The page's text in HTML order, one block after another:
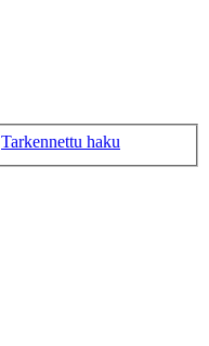
Tarkennettu haku